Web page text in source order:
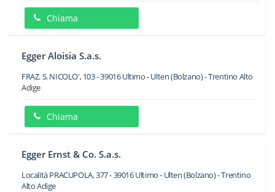
Chiama
Egger Aloisia S.a.s.
FRAZ. S. NICOLO', 103-39016Ultimo - Ulten(Bolzano) -Trentino Alto
Adige
Chiama
Egger Ernst & Co. S.a.s.
Località PRACUPOLA, 377-39016Ultimo - Ulten(Bolzano) -Trentino
Alto Adige